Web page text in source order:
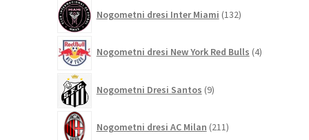
Nogometni dresi Inter Miami 132izdelkov
Nogometni dresi New York Red Bulls 4izdelki
Nogometni Dresi Santos 9izdelkov
Nogometni dresi AC Milan 211izdelkov